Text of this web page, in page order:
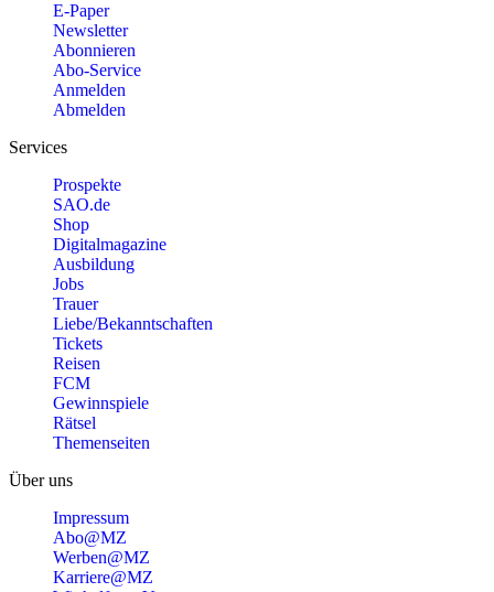
E-Paper
Newsletter
Abonnieren
Abo-Service
Anmelden
Abmelden
Services
Prospekte
SAO.de
Shop
Digitalmagazine
Ausbildung
Jobs
Trauer
Liebe/Bekanntschaften
Tickets
Reisen
FCM
Gewinnspiele
Rätsel
Themenseiten
Über uns
Impressum
Abo@MZ
Werben@MZ
Karriere@MZ